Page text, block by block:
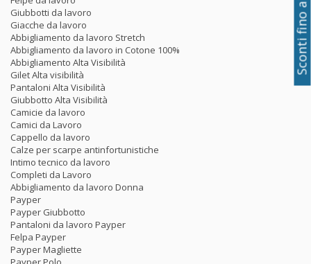
Giubbotti da lavoro
Giacche da lavoro
Abbigliamento da lavoro Stretch
Abbigliamento da lavoro in Cotone 100%
Abbigliamento Alta Visibilità
Gilet Alta visibilità
Pantaloni Alta Visibilità
Giubbotto Alta Visibilità
Camicie da lavoro
Camici da Lavoro
Cappello da lavoro
Calze per scarpe antinfortunistiche
Intimo tecnico da lavoro
Completi da Lavoro
Abbigliamento da lavoro Donna
Payper
Payper Giubbotto
Pantaloni da lavoro Payper
Felpa Payper
Payper Magliette
Sconti fino al 50%